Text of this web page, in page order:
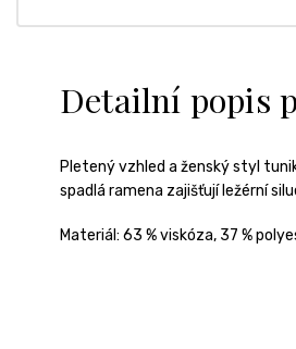
Detailní popis
Pletený vzhled a ženský styl
spadlá ramena zajišťují ležérní
Materiál: 63 % viskóza, 37 %